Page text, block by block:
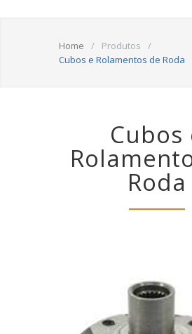
Home / Produtos
/
Cubos e Rolamentos de Roda
Cubos
Roda